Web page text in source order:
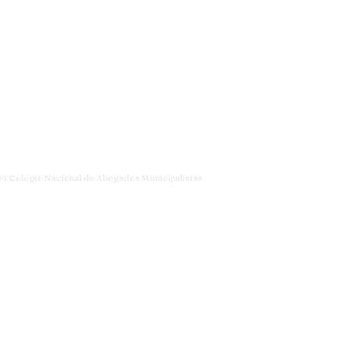
Colegio Nacional de Abogados Municipalistas